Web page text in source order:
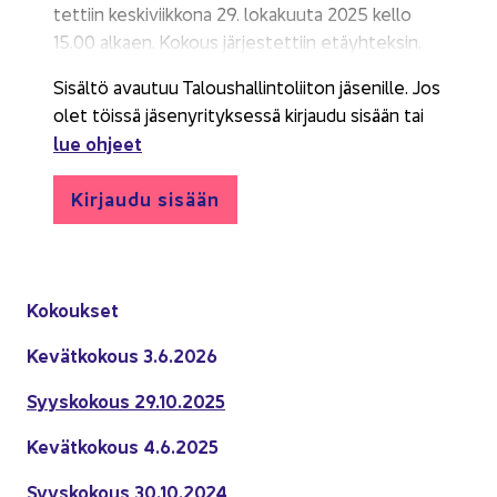
Ko­kouk­set
Ke­vät­ko­kous 3.6.2026
Syys­ko­kous 29.10.2025
Ke­vät­ko­kous 4.6.2025
Syys­ko­kous 30.10.2024
tet­tiin kes­ki­viik­ko­na 29. lo­ka­kuu­ta 2025 kello
15.00 al­kaen. Ko­kous jär­jes­tet­tiin etäyh­tek­sin.
Si­säl­tö avau­tuu Ta­lous­hal­lin­to­lii­ton jä­se­nil­le. Jos
olet töis­sä jä­se­ny­ri­tyk­ses­sä kir­jau­du si­sään tai
lue oh­jeet
Kir­jau­du si­sään